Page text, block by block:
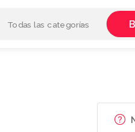
Todas las categorías